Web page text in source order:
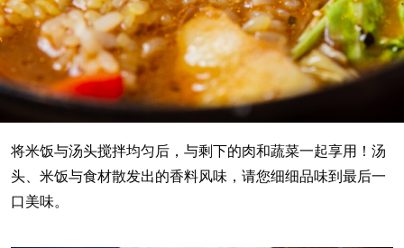
将米饭与汤头搅拌均匀后，与剩下的肉和蔬菜一起享用！汤
头、米饭与食材散发出的香料风味，请您细细品味到最后一
口美味。